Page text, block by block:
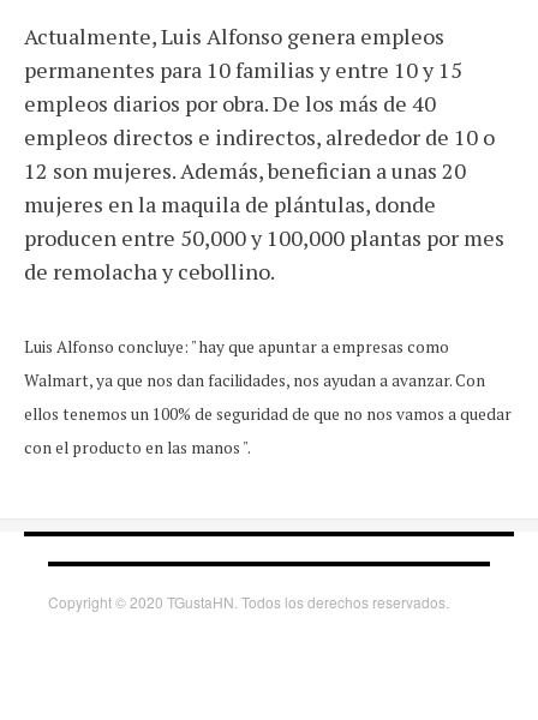
Actualmente, Luis Alfonso genera empleos
permanentes para 10 familias y entre 10 y 15
empleos diarios por obra. De los más de 40
empleos directos e indirectos, alrededor de 10 o
12 son mujeres. Además, benefician a unas 20
mujeres en la maquila de plántulas, donde
producen entre 50,000 y 100,000 plantas por mes
de remolacha y cebollino.
Luis Alfonso concluye: " hay que apuntar a empresas como
Walmart, ya que nos dan facilidades, nos ayudan a avanzar. Con
ellos tenemos un 100% de seguridad de que no nos vamos a quedar
con el producto en las manos ".
Copyright © 2020 TGustaHN. Todos los derechos reservados.